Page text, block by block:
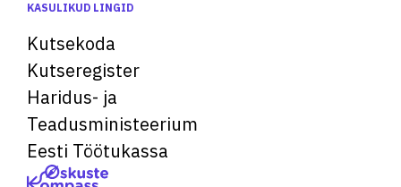
KASULIKUD LINGID
Kutsekoda
Kutseregister
Haridus- ja
Teadusministeerium
Eesti Töötukassa